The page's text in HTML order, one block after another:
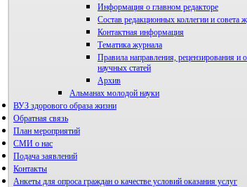
Информация о главном редакторе
Состав редакционных коллегии и совета
Контактная информация
Тематика журнала
Правила направления, рецензирования и
научных статей
Архив
Альманах молодой науки
Редакция журнала
ВУЗ здорового образа жизни
Обратная связь
План мероприятий
СМИ о нас
Подача заявлений
Контакты
Анкеты для опроса граждан о качестве условий оказания услуг